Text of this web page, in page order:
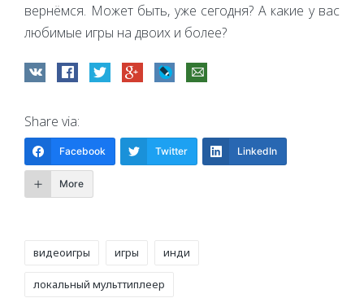
вернёмся. Может быть, уже сегодня? А какие у вас
любимые игры на двоих и более?
Share via:
Facebook Twitter LinkedIn
More
видеоигры игры инди
локальный мульттиплеер